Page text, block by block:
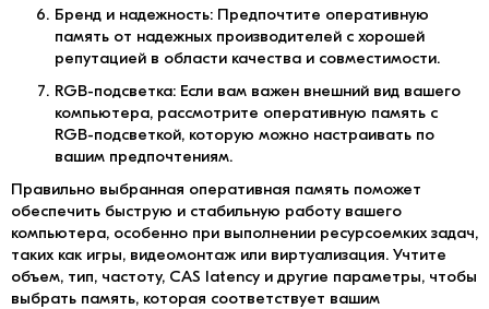
Бренд и надежность: Предпочтите оперативную
память от надежных производителей с хорошей
репутацией в области качества и совместимости.
RGB-подсветка: Если вам важен внешний вид вашего
компьютера, рассмотрите оперативную память с
RGB-подсветкой, которую можно настраивать по
вашим предпочтениям.
Правильно выбранная оперативная память поможет
обеспечить быструю и стабильную работу вашего
компьютера, особенно при выполнении ресурсоемких задач,
таких как игры, видеомонтаж или виртуализация. Учтите
объем, тип, частоту, CAS latency и другие параметры, чтобы
выбрать память, которая соответствует вашим